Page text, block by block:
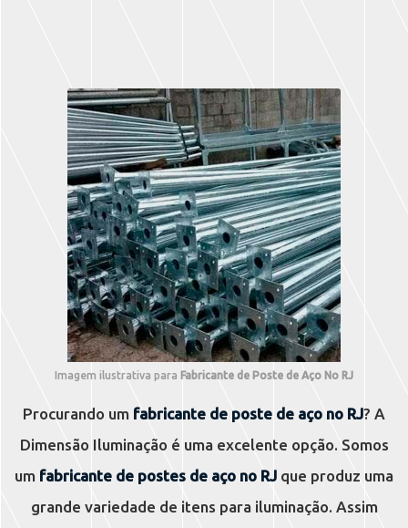
Imagem ilustrativa para Fabricante de Poste de Aço No RJ
Procurando um fabricante de poste de aço no RJ? A
Dimensão Iluminação é uma excelente opção. Somos
um fabricante de postes de aço no RJ que produz uma
grande variedade de itens para iluminação. Assim